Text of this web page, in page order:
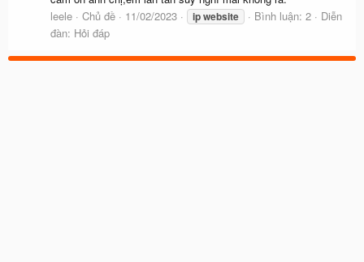
leele
Chủ đề 11/02/2023 ipwebsite Bình luận: 2
Diễn
đàn: Hỏi đáp